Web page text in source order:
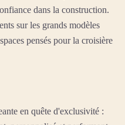
dans la construction.
sur les grands modèles
pensés pour la croisière
en quête d'exclusivité :